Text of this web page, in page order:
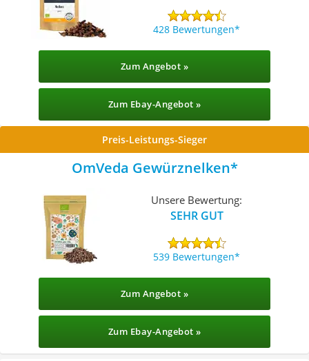
428 Bewertungen
Zum Angebot »
Zum Ebay-Angebot »
Preis-Leistungs-Sieger
OmVeda Gewürznelken
Unsere Bewertung:
SEHR GUT
539 Bewertungen
Zum Angebot »
Zum Ebay-Angebot »